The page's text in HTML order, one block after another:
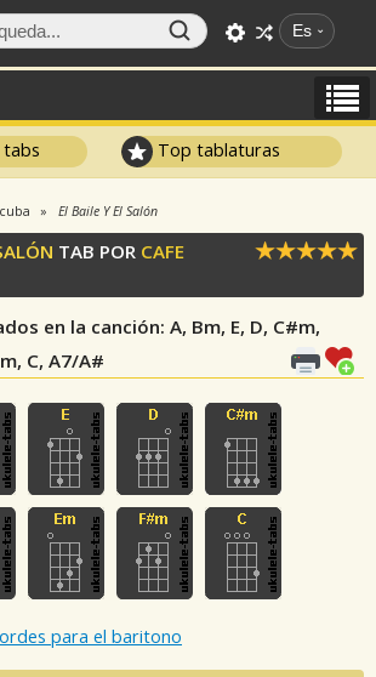
Es
Top tablaturas
El Baile Y El Salón
TAB POR CAFE
en la canción: A, Bm, E, D, C#m,
C, A7/A#
para el baritono